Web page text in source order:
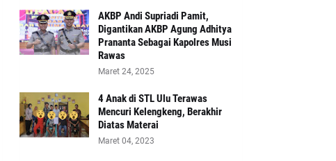
AKBP Andi Supriadi Pamit,
Digantikan AKBP Agung Adhitya
Prananta Sebagai Kapolres Musi
Rawas
Maret 24, 2025
4 Anak di STL Ulu Terawas
Mencuri Kelengkeng, Berakhir
Diatas Materai
Maret 04, 2023